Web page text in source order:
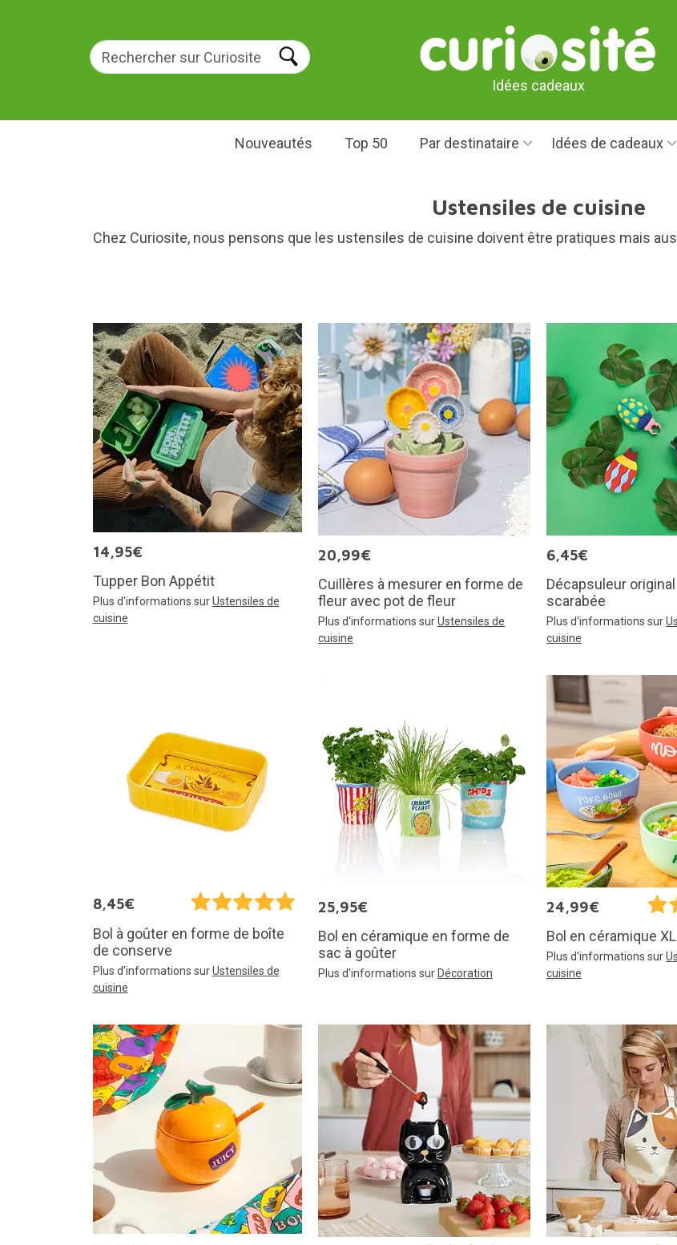
Idées cadeaux
Nouveautés Top 50 Par destinataire Idées de cadeaux
Ustensiles de cuisine
Chez Curiosite, nous pensons que les ustensiles de cuisine doivent être pratiques mais
14,95€
Tupper Bon Appétit
Plus d'informations surUstensiles de
cuisine
20,99€
Cuillères à mesurer en forme de
fleur avec pot de fleur
Plus d'informations surUstensiles de
cuisine
6,45€
Décapsuleur
scarabée
Plus d'informations sur
cuisine
8,45€
Bol à goûter en forme de boîte
de conserve
Plus d'informations surUstensiles de
cuisine
25,95€
Bol en céramique en forme de
sac à goûter
Plus d'informations surDécoration
24,99€
Bol en céramique XL
Plus d'informations sur
cuisine